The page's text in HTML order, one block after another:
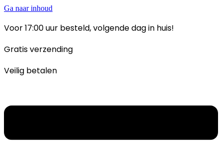
Ga naar inhoud
Voor 17:00 uur besteld, volgende dag in huis!
Gratis verzending
Veilig betalen